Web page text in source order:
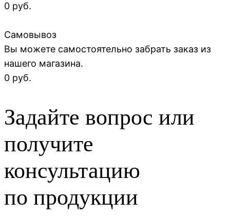
0 руб.
Самовывоз
Вы можете самостоятельно забрать заказ из
нашего магазина.
0 руб.
Задайте вопрос или
получите
консультацию
по продукции